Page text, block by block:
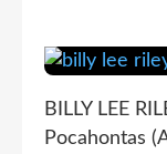
BILLY LEE
Pocahontas